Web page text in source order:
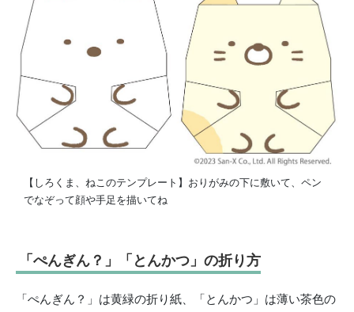
【しろくま、ねこのテンプレート】おりがみの下に敷いて、ペン
でなぞって顔や手足を描いてね
「ぺんぎん？」「とんかつ」の折り方
「ぺんぎん？」は黄緑の折り紙、「とんかつ」は薄い茶色の